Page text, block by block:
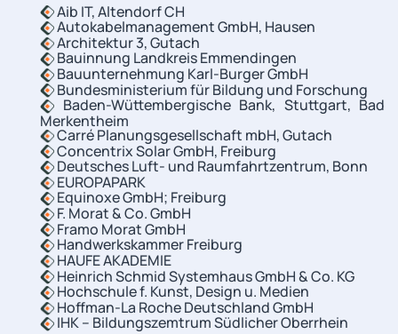
Aib IT, Altendorf CH
Autokabelmanagement GmbH, Hausen
Architektur 3, Gutach
Bauinnung Landkreis Emmendingen
Bauunternehmung Karl-Burger GmbH
Bundesministerium für Bildung und Forschung
Baden-Wüttembergische Bank, Stuttgart, Bad
Merkentheim
Carré Planungsgesellschaft mbH, Gutach
Concentrix Solar GmbH, Freiburg
Deutsches Luft- und Raumfahrtzentrum, Bonn
EUROPAPARK
Equinoxe GmbH; Freiburg
F. Morat & Co. GmbH
Framo Morat GmbH
Handwerkskammer Freiburg
HAUFE AKADEMIE
Heinrich Schmid Systemhaus GmbH & Co. KG
Hochschule f. Kunst, Design u. Medien
Hoffman-La Roche Deutschland GmbH
IHK – Bildungszemtrum Südlicher Oberrhein